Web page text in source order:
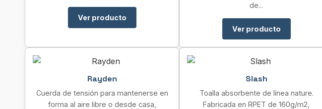
Ver producto
de...
Ver producto
Rayden
Cuerda de tensión para mantenerse en
forma al aire libre o desde casa,
Slash
Toalla absorbente de línea nature.
Fabricada en RPET de 160g/m2,